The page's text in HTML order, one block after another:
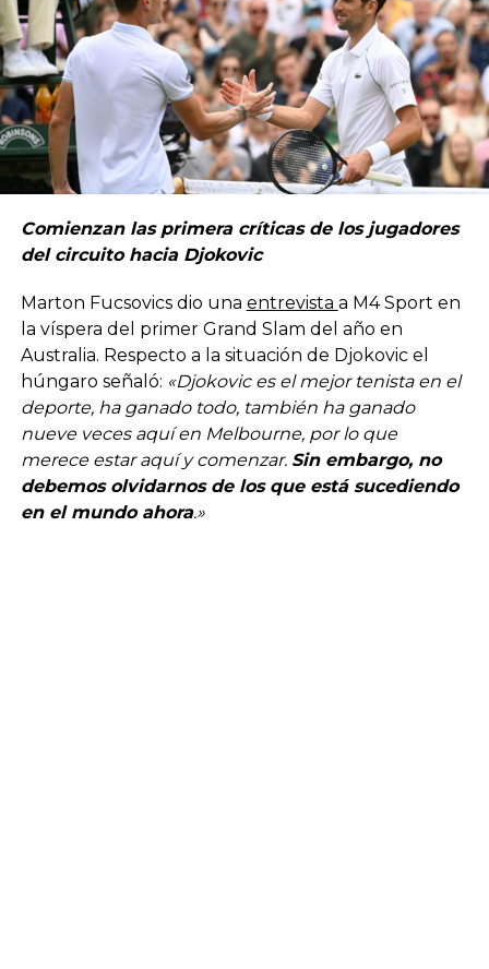
Comienzan las primera críticas de los jugadores
del circuito hacia Djokovic
Marton Fucsovics dio una entrevista a M4 Sport en
la víspera del primer Grand Slam del año en
Australia. Respecto a la situación de Djokovic el
húngaro señaló: «Djokovic es el mejor tenista en el
deporte, ha ganado todo, también ha ganado
nueve veces aquí en Melbourne, por lo que
merece estar aquí y comenzar. Sin embargo, no
debemos olvidarnos de los que está sucediendo
en el mundo ahora.»